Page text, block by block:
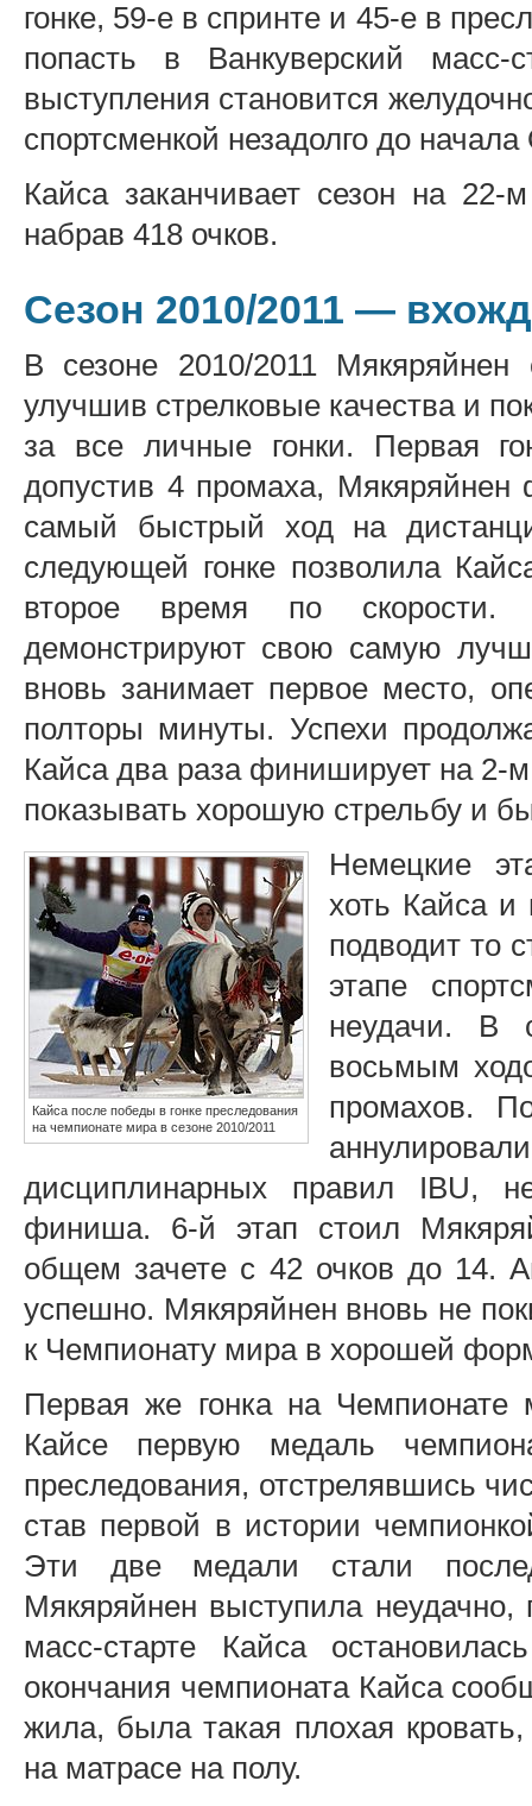
гонке, 59-е в спринте и 45-е в
попасть в Ванкуверский масс-
выступления становится
спортсменкой незадолго до
Кайса заканчивает сезон на
набрав 418 очков.
Сезон 2010/2011 —
В сезоне 2010/2011 Мякяряйнен
улучшив стрелковые качества и
за все личные гонки. Первая
допустив 4 промаха,
самый быстрый ход на
следующей гонке позволила
второе время по скорости.
демонстрируют свою самую
вновь занимает первое место,
полторы минуты. Успехи
Кайса два раза финиширует на 2-
показывать хорошую стрельбу и
Кайса после победы в гонке преследования
на чемпионате мира в сезоне 2010/2011
Немецкие
хоть Кайса и
подводит то
этапе
неудачи. В
восьмым
промахов.
дисциплинарных правил IBU,
финиша. 6-й этап стоил
общем зачете с 42 очков до 14.
успешно. Мякяряйнен вновь не
к Чемпионату мира в хорошей
Первая же гонка на
Кайсе первую медаль
преследования, отстрелявшись
став первой в истории
Эти две медали стали
Мякяряйнен выступила неудачно,
масс-старте Кайса
окончания чемпионата Кайса
жила, была такая плохая
на матрасе на полу.